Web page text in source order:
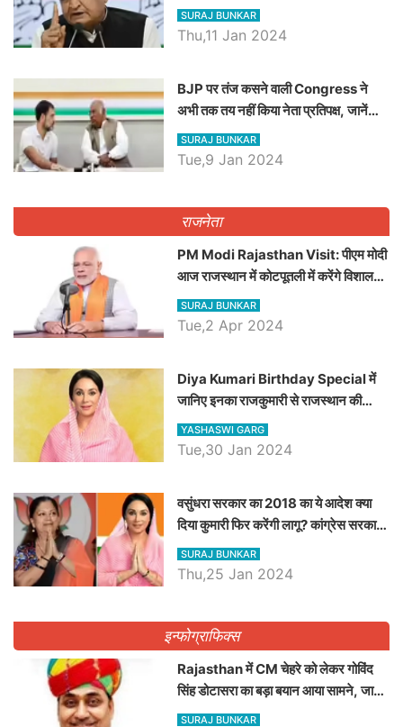
SURAJ BUNKAR
Thu,11 Jan 2024
BJP पर तंज कसने वाली Congress ने
अभी तक तय नहीं किया नेता प्रतिपक्ष, जानें
कौन होगा दावेदार
SURAJ BUNKAR
Tue,9 Jan 2024
राजनेता
PM Modi Rajasthan Visit: पीएम मोदी
आज राजस्थान में कोटपूतली में करेंगे विशाल
रैली, एक सभा से 8 सीटों पर साधेगें निशाना
SURAJ BUNKAR
Tue,2 Apr 2024
Diya Kumari Birthday Special में
जानिए इनका राजकुमारी से राजस्थान की
डिप्टी सीएम बनने तक का सफर, एक क्लिक में
जाने पूरा जीवन परिचय
YASHASWI GARG
Tue,30 Jan 2024
वसुंधरा सरकार का 2018 का ये आदेश क्या
दिया कुमारी फिर करेंगी लागू? कांग्रेस सरकार
ने किया था निरस्त
SURAJ BUNKAR
Thu,25 Jan 2024
इन्फोग्राफिक्स
Rajasthan में CM चेहरे को लेकर गोविंद
सिंह डोटासरा का बड़ा बयान आया सामने, जानें
विचार
SURAJ BUNKAR